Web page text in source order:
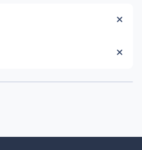
Hide
Hide